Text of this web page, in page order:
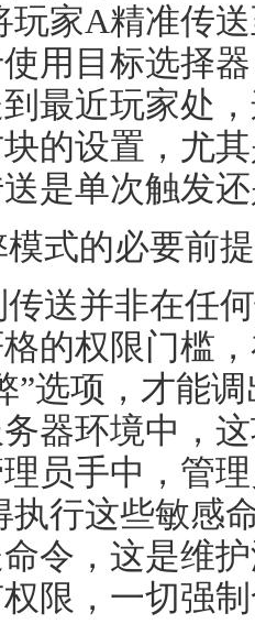
玩家A精准传
用目标选择器
最近玩家处
的设置，尤
是单次触发
式的必要前提
传送并非在任
的权限门槛
”选项，才能
器环境中，
员手中，管
执行这些敏感
令，这是维
限，一切强